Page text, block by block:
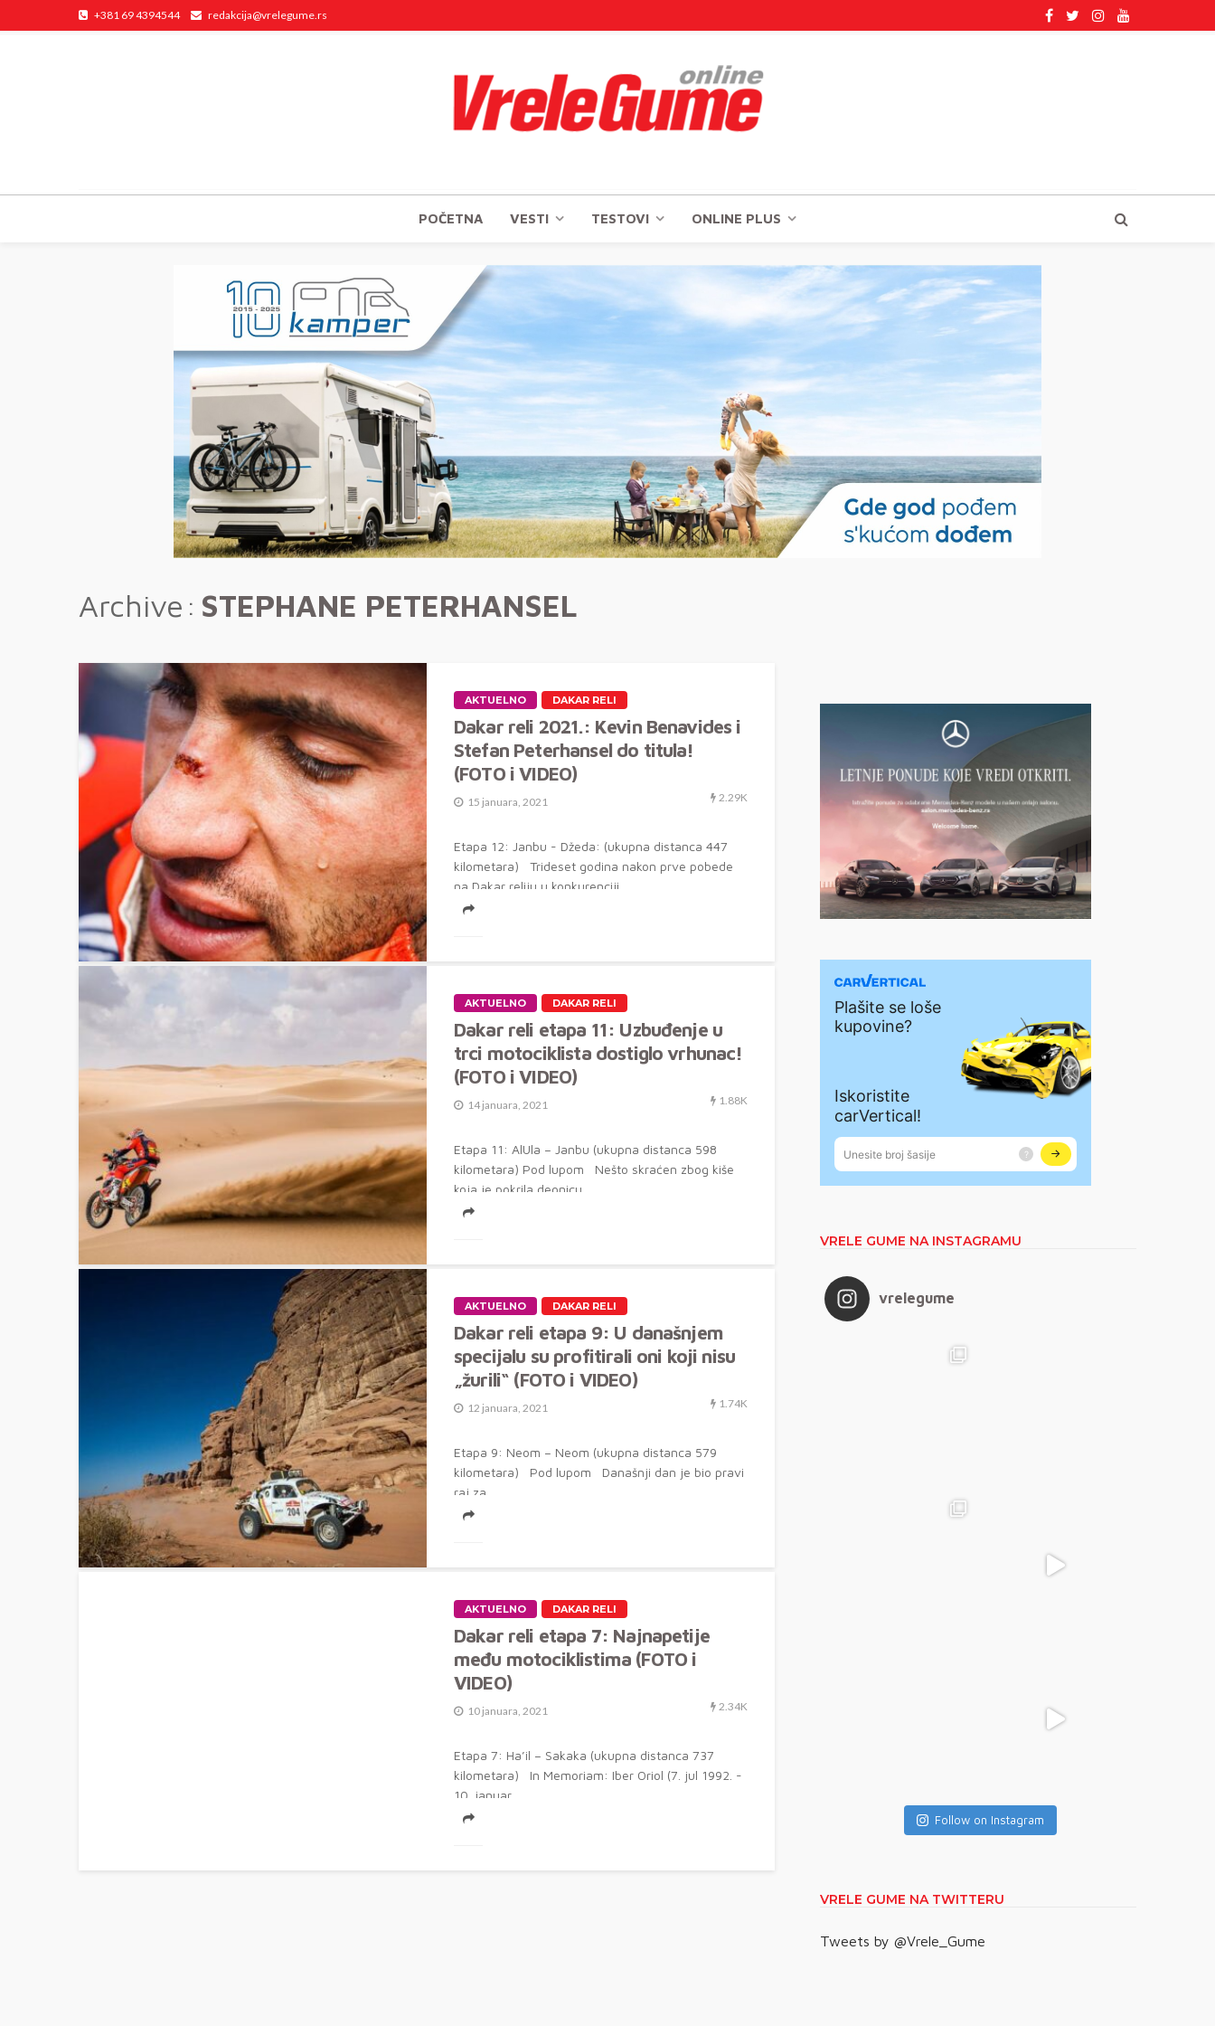
+381 69 4394544 redakcija@vrelegume.rs
POČETNA VESTI TESTOVI ONLINE PLUS
Archive STEPHANE PETERHANSEL
AKTUELNO DAKAR RELI
Dakar reli 2021.: Kevin Benavides i
Stefan Peterhansel do titula!
(FOTO i VIDEO)
15 januara, 2021 2.29K
Etapa 12: Janbu - Džeda: (ukupna distanca 447
kilometara) Trideset godina nakon prve pobede
na Dakar reliju u konkurenciji...
AKTUELNO DAKAR RELI
Dakar reli etapa 11: Uzbuđenje u
trci motociklista dostiglo vrhunac!
(FOTO i VIDEO)
14 januara, 2021 1.88K
Etapa 11: AlUla – Janbu (ukupna distanca 598
kilometara) Pod lupom Nešto skraćen zbog kiše
koja je pokrila deonicu...
AKTUELNO DAKAR RELI
Dakar reli etapa 9: U današnjem
specijalu su profitirali oni koji nisu
„žurili“ (FOTO i VIDEO)
12 januara, 2021 1.74K
Etapa 9: Neom – Neom (ukupna distanca 579
kilometara) Pod lupom Današnji dan je bio pravi
raj za...
AKTUELNO DAKAR RELI
Dakar reli etapa 7: Najnapetije
među motociklistima (FOTO i
VIDEO)
10 januara, 2021 2.34K
Etapa 7: Ha’il – Sakaka (ukupna distanca 737
kilometara) In Memoriam: Iber Oriol (7. jul 1992. -
10. januar...
VRELE GUME NA INSTAGRAMU
vrelegume
Follow on Instagram
VRELE GUME NA TWITTERU
Tweets by @Vrele_Gume